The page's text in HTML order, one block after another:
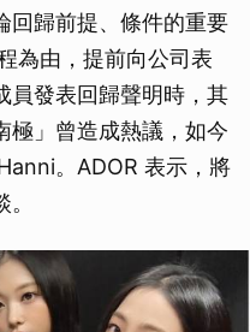
回歸前提、條件的重要
為由，提前向公司表
員發表回歸聲明時，其
極」曾造成熱議，如今
。ADOR 表示，將